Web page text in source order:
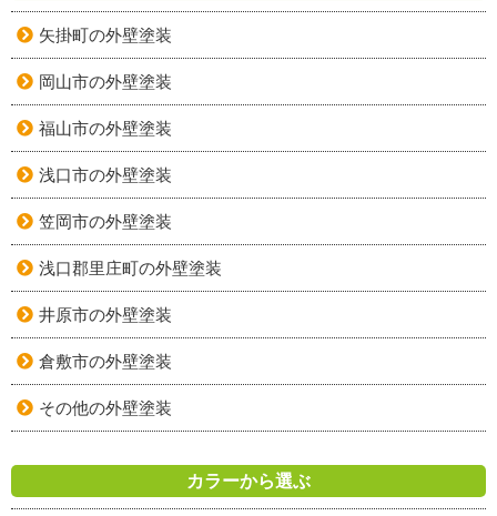
矢掛町の外壁塗装
岡山市の外壁塗装
福山市の外壁塗装
浅口市の外壁塗装
笠岡市の外壁塗装
浅口郡里庄町の外壁塗装
井原市の外壁塗装
倉敷市の外壁塗装
その他の外壁塗装
カラーから選ぶ